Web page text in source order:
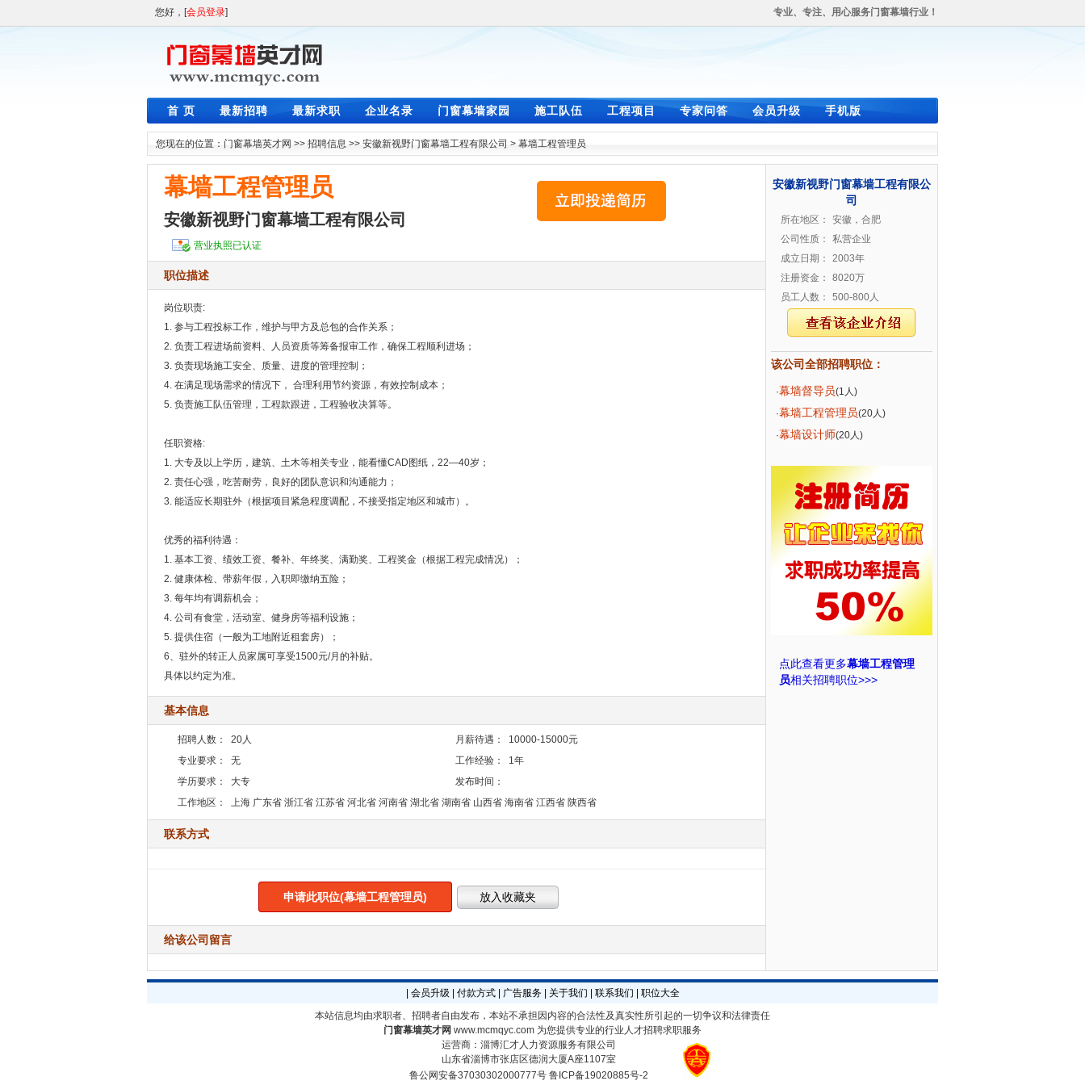
您好，[会员登录] 专业、专注、用心服务门窗幕墙行业！
首 页 最新招聘 最新求职 企业名录 门窗幕墙家园 施工队伍 工程项目 专家问答 会员升级 手机版
您现在的位置： 门窗幕墙英才网 >> 招聘信息 >> 安徽新视野门窗幕墙工程有限公司 > 幕墙工程管理员
幕墙工程管理员
安徽新视野门窗幕墙工程有限公司
营业执照已认证
职位描述
岗位职责:
1. 参与工程投标工作，维护与甲方及总包的合作关系；
2. 负责工程进场前资料、人员资质等筹备报审工作，确保工程顺利进场；
3. 负责现场施工安全、质量、进度的管理控制；
4. 在满足现场需求的情况下， 合理利用节约资源，有效控制成本；
5. 负责施工队伍管理，工程款跟进，工程验收决算等。
任职资格:
1. 大专及以上学历，建筑、土木等相关专业，能看懂CAD图纸，22—40岁；
2. 责任心强，吃苦耐劳，良好的团队意识和沟通能力；
3. 能适应长期驻外（根据项目紧急程度调配，不接受指定地区和城市）。
优秀的福利待遇：
1. 基本工资、绩效工资、餐补、年终奖、满勤奖、工程奖金（根据工程完成情况）；
2. 健康体检、带薪年假，入职即缴纳五险；
3. 每年均有调薪机会；
4. 公司有食堂，活动室、健身房等福利设施；
5. 提供住宿（一般为工地附近租套房）；
6、驻外的转正人员家属可享受1500元/月的补贴。
具体以约定为准。
基本信息
招聘人数： 20人 月薪待遇：
10000-15000元
专业要求：
无 工作经验：
1年
学历要求：
大专
发布时间：
工作地区：
上海 广东省 浙江省 江苏省 河北省 河南省 湖北省 湖南省 山西省 海南省 江西省 陕西省
联系方式
申请此职位(幕墙工程管理员)
给该公司留言
安徽新视野门窗幕墙工程有限公
司
所在地区：
安徽，合肥
公司性质：
私营企业
成立日期：
2003年
注册资金：
8020万
员工人数：
500-800人
该公司全部招聘职位：
·幕墙督导员(1人)
·幕墙工程管理员(20人)
·幕墙设计师(20人)
点此查看更多幕墙工程管理
员相关招聘职位>>>
会员升级 付款方式| 广告服务| 关于我们 联系我们
职位大全
本站信息均由求职者、招聘者自由发布，本站不承担因内容的合法性及真实性所引起的一切争议和法律责任
门窗幕墙英才网 www.mcmqyc.com 为您提供专业的行业人才招聘求职服务
运营商：淄博汇才人力资源服务有限公司
山东省淄博市张店区德润大厦A座1107室
鲁公网安备37030302000777号 鲁ICP备19020885号-2